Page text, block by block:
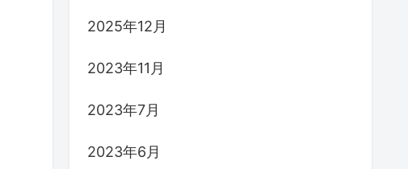
2025年12月
2023年11月
2023年7月
2023年6月